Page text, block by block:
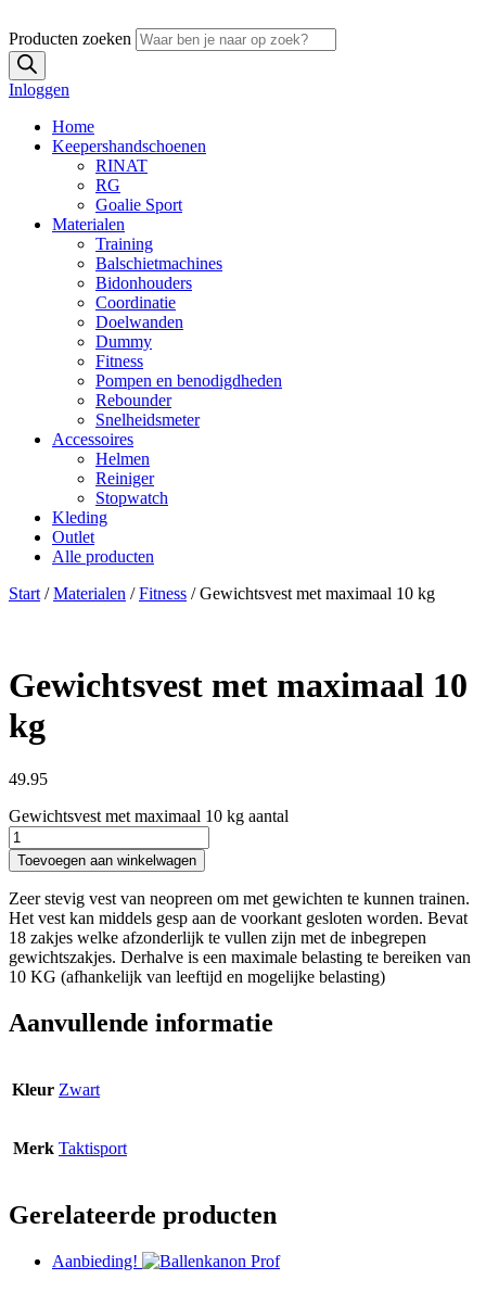
Producten zoeken
Inloggen
Home
Keepershandschoenen
RINAT
RG
Goalie Sport
Materialen
Training
Balschietmachines
Bidonhouders
Coordinatie
Doelwanden
Dummy
Fitness
Pompen en benodigdheden
Rebounder
Snelheidsmeter
Accessoires
Helmen
Reiniger
Stopwatch
Kleding
Outlet
Alle producten
Start /Materialen /Fitness / Gewichtsvest met maximaal 10 kg
Gewichtsvest met maximaal 10
kg
49.95
Gewichtsvest met maximaal 10 kg aantal
Toevoegen aan winkelwagen
Zeer stevig vest van neopreen om met gewichten te kunnen trainen.
Het vest kan middels gesp aan de voorkant gesloten worden. Bevat
18 zakjes welke afzonderlijk te vullen zijn met de inbegrepen
gewichtszakjes. Derhalve is een maximale belasting te bereiken van
10 KG (afhankelijk van leeftijd en mogelijke belasting)
Aanvullende informatie
Kleur Zwart
Merk Taktisport
Gerelateerde producten
Aanbieding!